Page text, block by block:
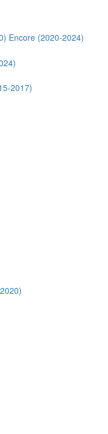
Encore (2020-2024)
2017)